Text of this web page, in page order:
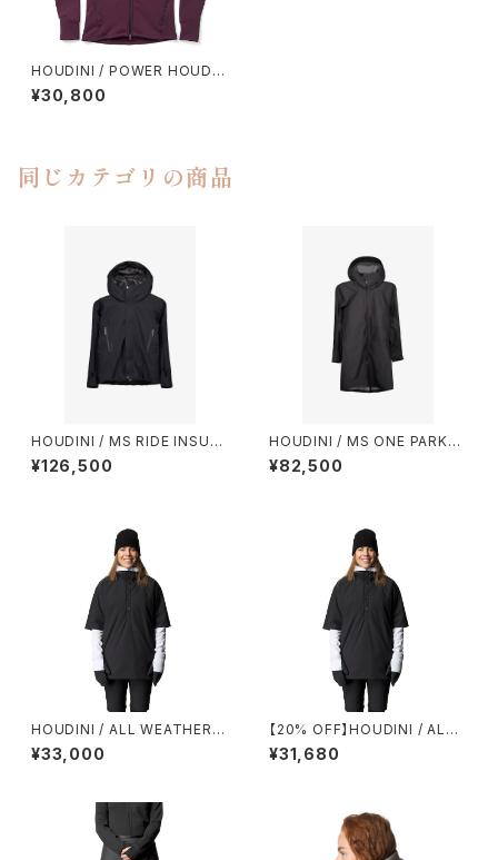
HOUDINI / POWER HOUDI
（LAST ROUND RED）
¥30,800
同じカテゴリの商品
HOUDINI / MS RIDE INSULA
TED JACKET
¥126,500
HOUDINI / MS ONE PARKA I
I¥82,500
HOUDINI / ALL WEATHER T
-NECK
¥33,000
【20% OFF】HOUDINI / ALL
WEATHER T-NECK
¥31,680